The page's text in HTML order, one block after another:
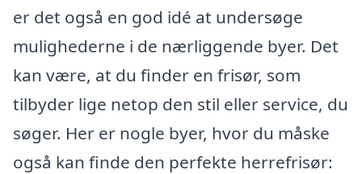
er det også en god idé at undersøge
mulighederne i de nærliggende byer. Det
kan være, at du finder en frisør, som
tilbyder lige netop den stil eller service, du
søger. Her er nogle byer, hvor du måske
også kan finde den perfekte herrefrisør: